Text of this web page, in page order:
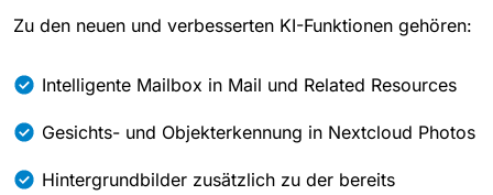
Zu den neuen und verbesserten KI-Funktionen gehören:
Intelligente Mailbox in Mail und Related Resources
Gesichts- und Objekterkennung in Nextcloud Photos
Hintergrundbilder zusätzlich zu der bereits